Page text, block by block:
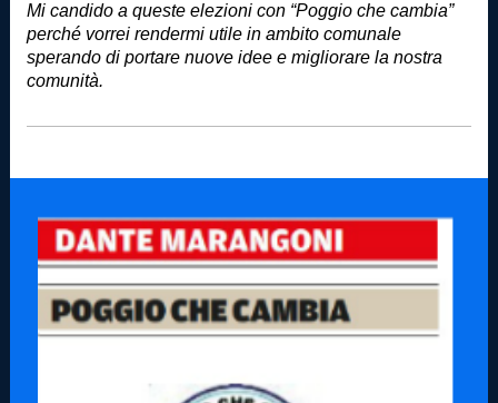
Mi candido a queste elezioni con “Poggio che cambia”
perché vorrei rendermi utile in ambito comunale
sperando di portare nuove idee e migliorare la nostra
comunità.